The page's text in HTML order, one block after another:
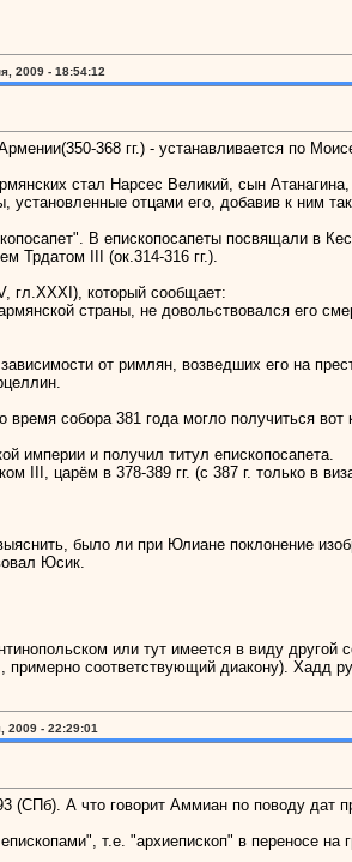
2009 - 18:54:12
368 гг.) - устанавливается по
стал Нарсес Великий, сын
отцами его, добавив к ним
В епископосапеты посвящали в
Трдатом III (ок.314-316 гг.).
гл.XXXI), который сообщает:
страны, не довольствовался его
от римлян, возведших его на
собора 381 года могло получиться вот
империи и получил титул епископосапета.
III, царём в 378-389 гг. (с 387 г. только в
было ли при Юлиане поклонение
Юсик.
или тут имеется в виду
примерно соответствующий диакону).
2009 - 22:29:01
(СПб). А что говорит Аммиан по поводу дат
т.е. "архиепископ" в переносе на